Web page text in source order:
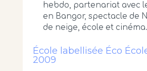
hebdo, partenariat avec
en Bangor, spectacle de
de neige, école et
École labellisée Éco
2009